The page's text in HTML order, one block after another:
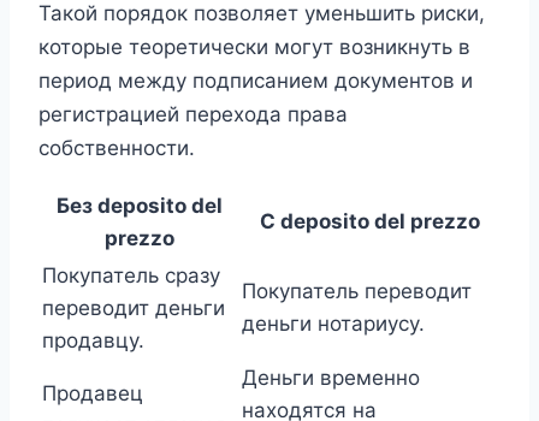
Такой порядок позволяет уменьшить риски,
которые теоретически могут возникнуть в
период между подписанием документов и
регистрацией перехода права
собственности.
Без deposito del
prezzo
С deposito del prezzo
Покупатель сразу
переводит деньги
продавцу.
Покупатель переводит
деньги нотариусу.
Продавец
Деньги временно
находятся на